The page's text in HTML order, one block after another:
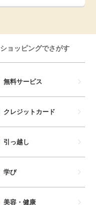
ショッピングでさがす
無料サービス
クレジットカード
引っ越し
学び
美容・健康